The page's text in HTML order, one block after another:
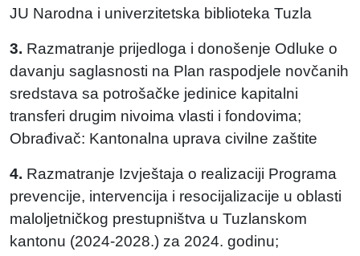
JU Narodna i univerzitetska biblioteka Tuzla
3. Razmatranje prijedloga i donošenje Odluke o
davanju saglasnosti na Plan raspodjele novčanih
sredstava sa potrošačke jedinice kapitalni
transferi drugim nivoima vlasti i fondovima;
Obrađivač: Kantonalna uprava civilne zaštite
4. Razmatranje Izvještaja o realizaciji Programa
prevencije, intervencija i resocijalizacije u oblasti
maloljetničkog prestupništva u Tuzlanskom
kantonu (2024-2028.) za 2024. godinu;